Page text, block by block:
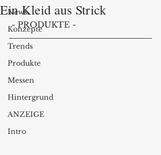
News
Konzepte
Trends
Produkte
Messen
Hintergrund
ANZEIGE
Intro
Ein Kleid aus Strick
- PRODUKTE -